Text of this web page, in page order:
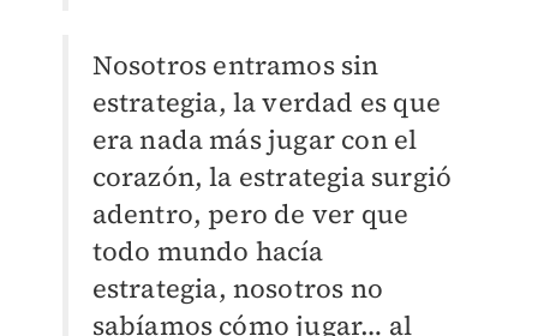
Nosotros entramos sin
estrategia, la verdad es que
era nada más jugar con el
corazón, la estrategia surgió
adentro, pero de ver que
todo mundo hacía
estrategia, nosotros no
sabíamos cómo jugar… al